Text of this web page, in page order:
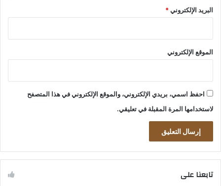
البريد الإلكتروني*
الموقع الإلكتروني
احفظ اسمي، بريدي الإلكتروني، والموقع الإلكتروني في هذا المتصفح
لاستخدامها المرة المقبلة في تعليقي.
تابعنا على